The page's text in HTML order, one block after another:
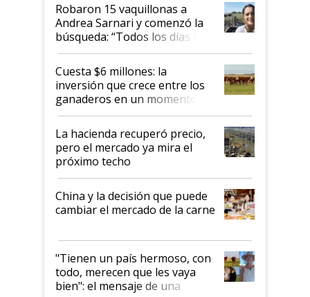
Robaron 15 vaquillonas a
Andrea Sarnari y comenzó la
búsqueda: “Todos los días le
toca a algún productor”
Cuesta $6 millones: la
inversión que crece entre los
ganaderos en un momento
histórico para la actividad
La hacienda recuperó precio,
pero el mercado ya mira el
próximo techo
China y la decisión que puede
cambiar el mercado de la carne
"Tienen un país hermoso, con
todo, merecen que les vaya
bien": el mensaje de una